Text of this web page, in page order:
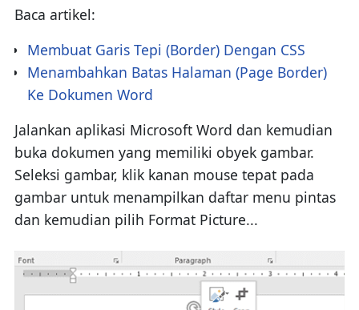
Baca artikel:
Membuat Garis Tepi (Border) Dengan CSS
Menambahkan Batas Halaman (Page Border)
Ke Dokumen Word
Jalankan aplikasi Microsoft Word dan kemudian
buka dokumen yang memiliki obyek gambar.
Seleksi gambar, klik kanan mouse tepat pada
gambar untuk menampilkan daftar menu pintas
dan kemudian pilih Format Picture...